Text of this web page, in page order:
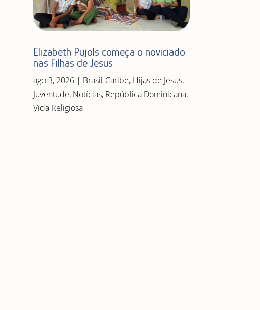
Elizabeth Pujols começa o noviciado
nas Filhas de Jesus
ago 3, 2026| Brasil-Caribe, Hijas de Jesús,
Juventude, Notícias, República Dominicana,
Vida Religiosa